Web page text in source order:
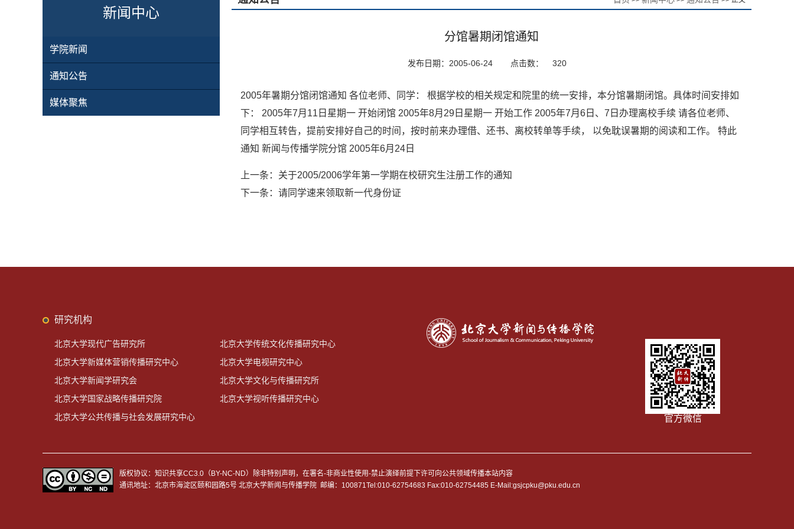
新闻中心
学院新闻
通知公告
媒体聚焦
分馆暑期闭馆通知
发布日期：2005-06-24 点击数： 320
2005年暑期分馆闭馆通知 各位老师、同学： 根据学校的相关规定和院里的统一安排，本分馆暑期闭馆。具体时间安排如
下： 2005年7月11日星期一 开始闭馆 2005年8月29日星期一 开始工作 2005年7月6日、7日办理离校手续 请各位老师、
同学相互转告，提前安排好自己的时间，按时前来办理借、还书、离校转单等手续， 以免耽误暑期的阅读和工作。 特此
通知 新闻与传播学院分馆 2005年6月24日
上一条： 关于2005/2006学年第一学期在校研究生注册工作的通知
下一条： 请同学速来领取新一代身份证
官方微信
研究机构
北京大学现代广告研究所
北京大学传统文化传播研究中心
北京大学新媒体营销传播研究中心
北京大学电视研究中心
北京大学新闻学研究会
北京大学文化与传播研究所
北京大学国家战略传播研究院
北京大学视听传播研究中心
北京大学公共传播与社会发展研究中心
版权协议：知识共享CC3.0（BY-NC-ND）除非特别声明，在署名-非商业性使用-禁止演绎前提下许可向公共领域传播本站内容
通讯地址：北京市海淀区颐和园路5号 北京大学新闻与传播学院 邮编：100871Tel:010-62754683 Fax:010-62754485 E-Mail:gsjcpku@pku.edu.cn